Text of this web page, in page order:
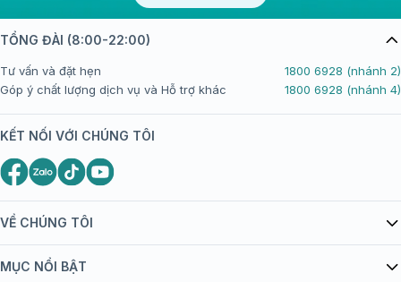
VỀ CHÚNG TÔI
Giới thiệu Tiêm Chủng FPT Long Châu
MỤC NỔI BẬT
TỔNG ĐÀI (8:00-22:00)
Tư vấn và đặt hẹn
1800 6928 (nhánh 2)
Góp ý chất lượng dịch vụ và Hỗ trợ khác
1800 6928 (nhánh 4)
KẾT NỐI VỚI CHÚNG TÔI